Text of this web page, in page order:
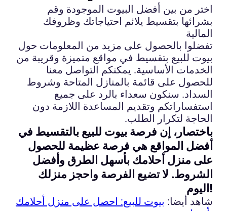
اختر من بين أفضل البيوت الموجودة وقم
بشرائها بتقسيط يلائم احتياجاتك وظروفك
المالية
تفضلوا بالحصول على مزيد من المعلومات حول
بيوت للبيع بتقسيط في مواقع متميزة وقريبة من
الخدمات الأساسية. يمكنكم التواصل معنا
للحصول على قائمة بالمنازل المتاحة وشروط
السداد. سنكون سعداء بالرد على جميع
استفساراتكم وتقديم المساعدة اللازمة دون
الحاجة لتكرار الطلب.
باختصار، إن فرصة بيوت للبيع بالتقسيط في
أفضل المواقع هي فرصة عظيمة للحصول
على منزل أحلامك بأسهل الطرق وأفضل
الشروط. لا تضيع الفرصة واحجز منزلك
اليوم!
شاهد أيضا: بيوت للبيع: احصل على منزل أحلامك